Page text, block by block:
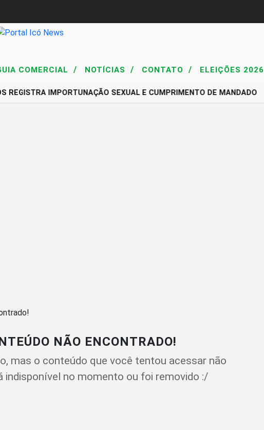
COMERCIAL / NOTÍCIAS / CONTATO / ELEIÇÕES 2026
REGISTRA IMPORTUNAÇÃO SEXUAL E CUMPRIMENTO DE MANDADO
NÃO ENCONTRADO!
mas o conteúdo que você tentou acessar não
indisponível no momento ou foi removido :/